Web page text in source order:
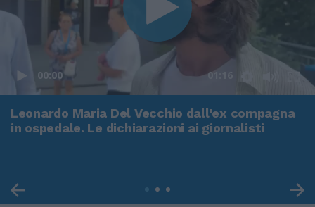
00:00 01:16
Leonardo Maria Del Vecchio dall'ex compagna
in ospedale. Le dichiarazioni ai giornalisti